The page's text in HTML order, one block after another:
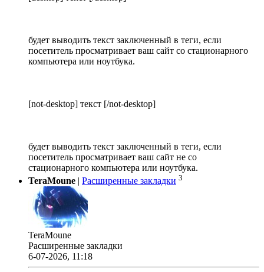
будет выводить текст заключенный в теги, если
посетитель просматривает ваш сайт со стационарного
компьютера или ноутбука.
[not-desktop] текст [/not-desktop]
будет выводить текст заключенный в теги, если
посетитель просматривает ваш сайт не со
стационарного компьютера или ноутбука.
TeraMoune
Расширенные закладки 3
TeraMoune
Расширенные закладки
6-07-2026, 11:18